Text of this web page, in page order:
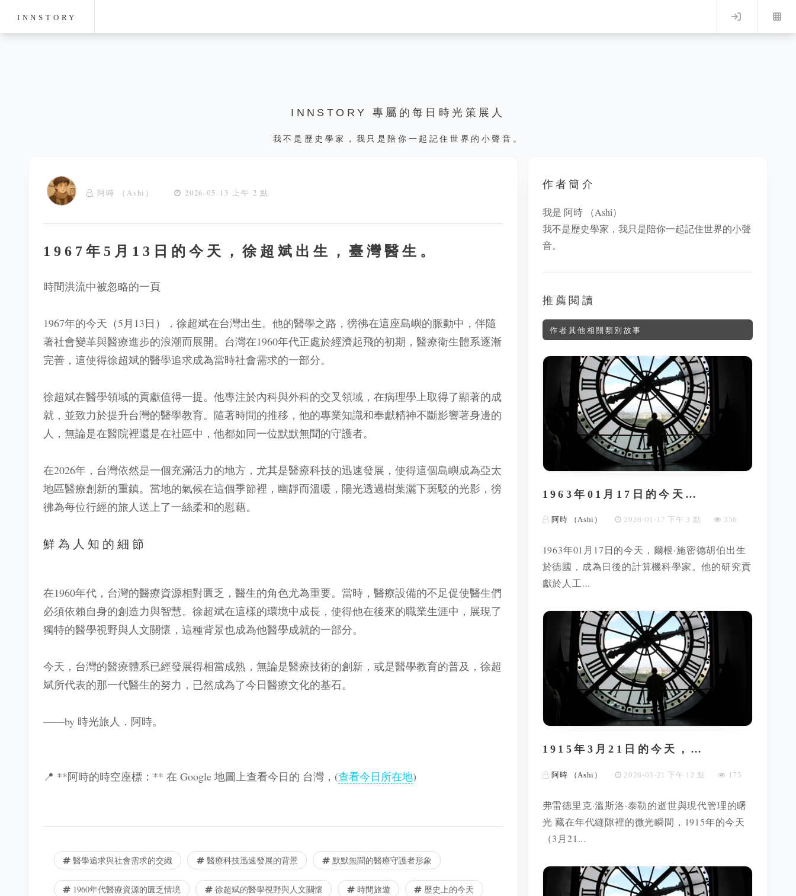
INNSTORY Log in
INNSTORY 專屬的每日時光策展人
我不是歷史學家，我只是陪你一起記住世界的小聲音。
阿時 （Ashi） 2026-05-13 上午 2 點
1967年5月13日的今天，徐超斌出生，臺灣醫生。
時間洪流中被忽略的一頁
1967年的今天（5月13日），徐超斌在台灣出生。他的醫學之路，徬彿在這座島嶼的脈動中，伴隨
著社會變革與醫療進步的浪潮而展開。台灣在1960年代正處於經濟起飛的初期，醫療衛生體系逐漸
完善，這使得徐超斌的醫學追求成為當時社會需求的一部分。
徐超斌在醫學領域的貢獻值得一提。他專注於內科與外科的交叉領域，在病理學上取得了顯著的成
就，並致力於提升台灣的醫學教育。隨著時間的推移，他的專業知識和奉獻精神不斷影響著身邊的
人，無論是在醫院裡還是在社區中，他都如同一位默默無聞的守護者。
在2026年，台灣依然是一個充滿活力的地方，尤其是醫療科技的迅速發展，使得這個島嶼成為亞太
地區醫療創新的重鎮。當地的氣候在這個季節裡，幽靜而溫暖，陽光透過樹葉灑下斑駁的光影，徬
彿為每位行經的旅人送上了一絲柔和的慰藉。
鮮為人知的細節
在1960年代，台灣的醫療資源相對匱乏，醫生的角色尤為重要。當時，醫療設備的不足促使醫生們
必須依賴自身的創造力與智慧。徐超斌在這樣的環境中成長，使得他在後來的職業生涯中，展現了
獨特的醫學視野與人文關懷，這種背景也成為他醫學成就的一部分。
今天，台灣的醫療體系已經發展得相當成熟，無論是醫療技術的創新，或是醫學教育的普及，徐超
斌所代表的那一代醫生的努力，已然成為了今日醫療文化的基石。
——by 時光旅人．阿時。
📍 **阿時的時空座標：** 在 Google 地圖上查看今日的 台灣，(查看今日所在地)
醫學追求與社會需求的交織 醫療科技迅速發展的背景 默默無聞的醫療守護者形象
1960年代醫療資源的匱乏情境 徐超斌的醫學視野與人文關懷 時間旅遊 歷史上的今天
作者簡介
我是 阿時 （Ashi）
我不是歷史學家，我只是陪你一起記住世界的小聲
音。
推薦閱讀
作者其他相關類別故事
1963年01月17日的今天…
阿時 （Ashi） 2026-01-17 下午 3 點 356
1963年01月17日的今天，爾根·施密德胡伯出生
於德國，成為日後的計算機科學家。他的研究貢
獻於人工...
1915年3月21日的今天，…
阿時 （Ashi） 2026-03-21 下午 12 點 175
弗雷德里克·溫斯洛·泰勒的逝世與現代管理的曙
光 藏在年代縫隙裡的微光瞬間，1915年的今天
（3月21...